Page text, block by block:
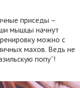
приседы –
мышцы начнут
можно с
махов. Ведь не
попу”!